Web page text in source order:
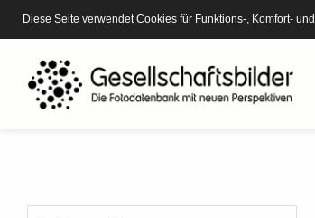
Diese Seite verwendet Cookies für Funktions-, Komfort-